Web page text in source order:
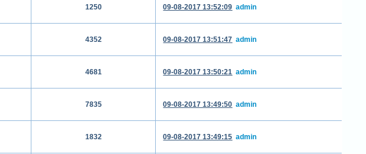
1250 09-08-2017 13:52:09 admin
4352 09-08-2017 13:51:47 admin
4681 09-08-2017 13:50:21 admin
7835 09-08-2017 13:49:50 admin
1832 09-08-2017 13:49:15 admin